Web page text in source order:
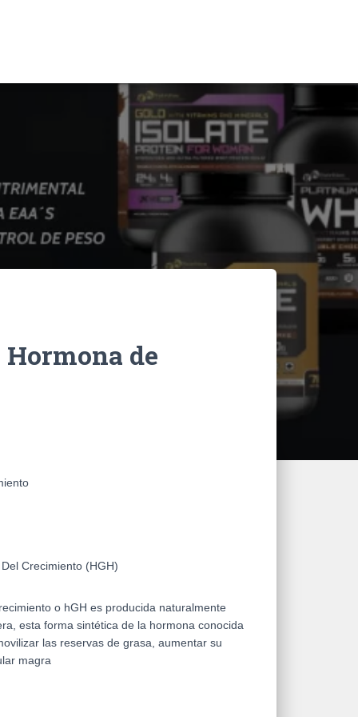
de
Crecimiento (HGH)
o hGH es producida naturalmente
esta forma sintética de la hormona conocida
las reservas de grasa, aumentar su
magra